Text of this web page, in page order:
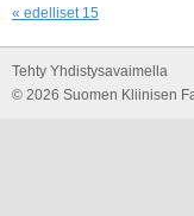
« edelliset 15
Tehty Yhdistysavaimella
© 2026 Suomen Kliinisen